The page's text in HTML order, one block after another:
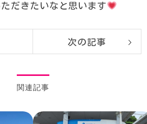
だきたいなと思います
次の記事
関連記事